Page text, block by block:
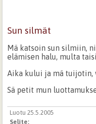
Sun silmät
Mä katsoin sun silmiin,
elämisen halu, multa
Aika kului ja mä tuijotin,
Sä petit mun
Luotu 25.5.2005
Selite: